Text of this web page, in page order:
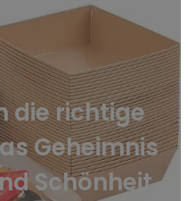
die richtige
Geheimnis
Schönheit